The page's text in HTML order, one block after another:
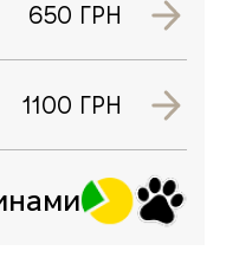
650 ГРН
1100 ГРН